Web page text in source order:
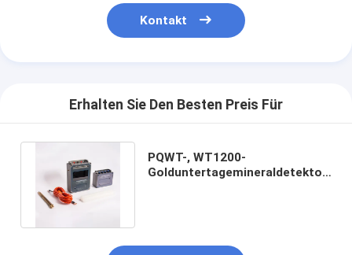
Kontakt
Erhalten Sie Den Besten Preis Für
PQWT-, WT1200-
Golduntertagemineraldetektor-